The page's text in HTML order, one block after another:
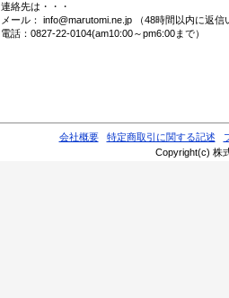
連絡先は・・・
メール： info@marutomi.ne.jp （48時間以内に返信
電話：0827-22-0104(am10:00～pm6:00まで）
会社概要 特定商取引に関する記述
Copyright(c) 株